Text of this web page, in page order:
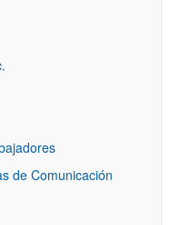
de Comunicación